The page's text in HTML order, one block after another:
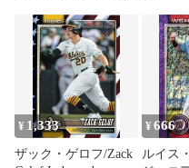
¥ 1,333
ザック・ゲロフ/Zack
¥666
ルイス